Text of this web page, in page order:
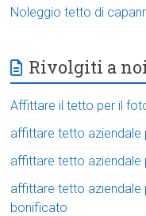
Noleggio tetto di
Rivolgiti a
Affittare il tetto per il
affittare tetto
affittare tetto
affittare tetto
bonificato